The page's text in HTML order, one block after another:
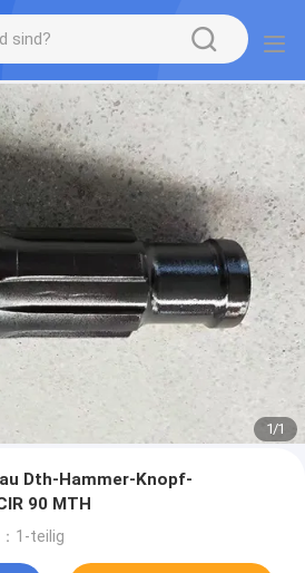
1/1
Dth-Hammer-Knopf-
90 MTH
1-teilig